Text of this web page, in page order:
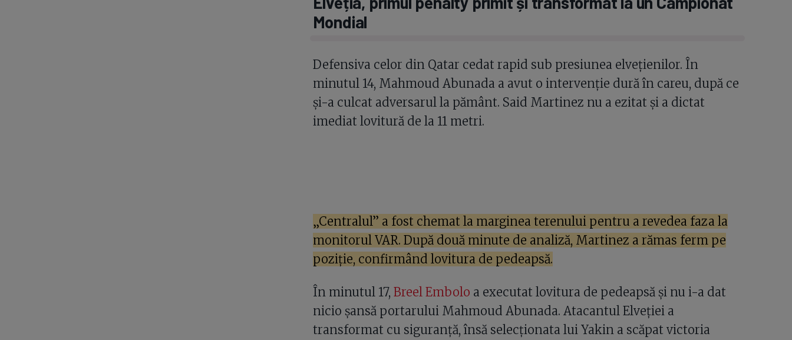
Mondial
Defensiva celor din Qatar cedat rapid sub presiunea elvețienilor. În
minutul 14, Mahmoud Abunada a avut o intervenție dură în careu, după ce
și-a culcat adversarul la pământ. Said Martinez nu a ezitat și a dictat
imediat lovitură de la 11 metri.
„Centralul” a fost chemat la marginea terenului pentru a revedea faza la
monitorul VAR. După două minute de analiză, Martinez a rămas ferm pe
poziție, confirmând lovitura de pedeapsă.
În minutul 17, Breel Embolo a executat lovitura de pedeapsă și nu i-a dat
nicio șansă portarului Mahmoud Abunada. Atacantul Elveției a
transformat cu siguranță, însă selecționata lui Yakin a scăpat victoria